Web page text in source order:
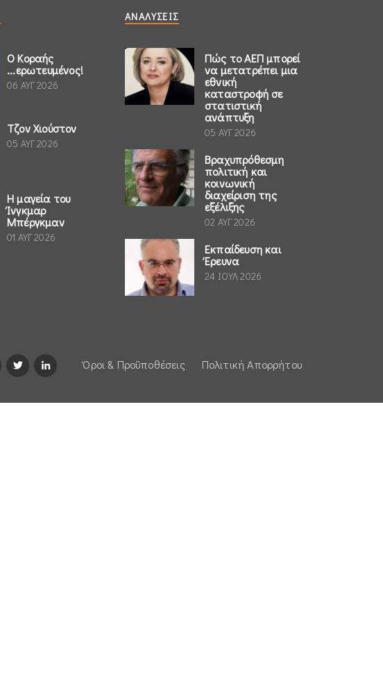
Ο Κοραής
...ερωτευμένος!
06 ΑΥΓ 2026
Τζον Χιούστον
05 ΑΥΓ 2026
Η μαγεία του
Ίνγκμαρ
Μπέργκμαν
01 ΑΥΓ 2026
ΑΝΑΛΎΣΕΙΣ
Πώς το ΑΕΠ μπορεί
να μετατρέπει μια
εθνική
καταστροφή σε
στατιστική
ανάπτυξη
05 ΑΥΓ 2026
Βραχυπρόθεσμη
πολιτική και
κοινωνική
διαχείριση της
εξέλιξης
02 ΑΥΓ 2026
Εκπαίδευση και
Έρευνα
24 ΙΟΥΛ 2026
Όροι & Προϋποθέσεις Πολιτική Απορρήτου